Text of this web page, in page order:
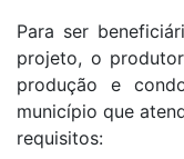
Para ser
projeto, o
produção e
município que
requisitos: